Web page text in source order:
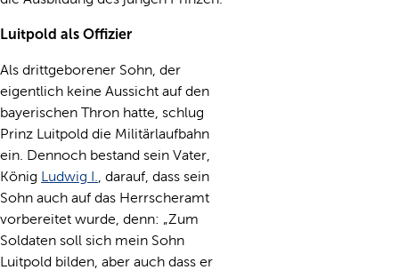
Luitpold als Offizier
Als drittgeborener Sohn, der
eigentlich keine Aussicht auf den
bayerischen Thron hatte, schlug
Prinz Luitpold die Militärlaufbahn
ein. Dennoch bestand sein Vater,
König Ludwig I.
, darauf, dass sein
Sohn auch auf das Herrscheramt
vorbereitet wurde, denn: „Zum
Soldaten soll sich mein Sohn
Luitpold bilden, aber auch dass er